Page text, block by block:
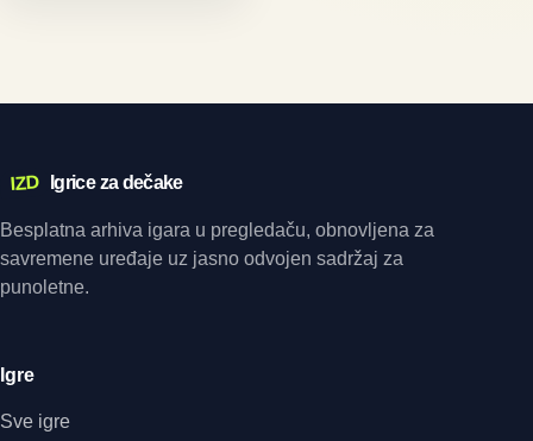
IZD Igrice za dečake
Besplatna arhiva igara u pregledaču, obnovljena za
savremene uređaje uz jasno odvojen sadržaj za
punoletne.
Igre
Sve igre